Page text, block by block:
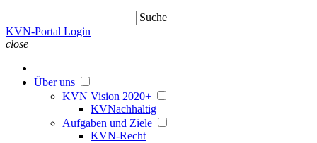
Suche
KVN-Portal Login
close
Über uns
KVN Vision 2020+
KVNachhaltig
Aufgaben und Ziele
KVN-Recht